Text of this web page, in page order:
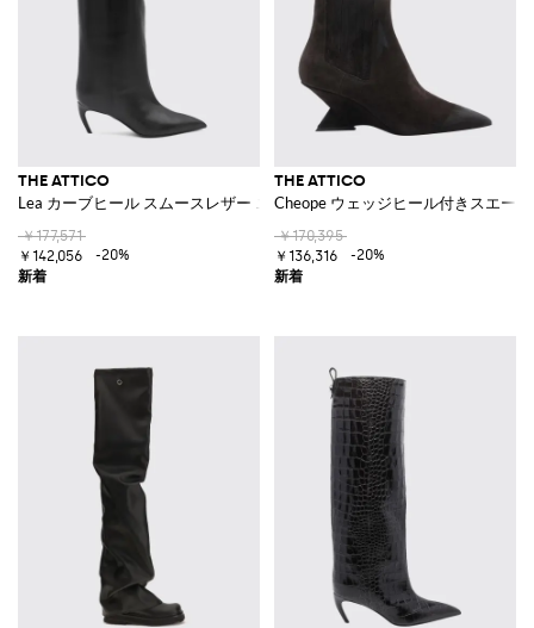
THE ATTICO
Lea カーブヒール スムースレザー ニーハイブーツ
￥177,571
￥142,056
-20%
THE ATTICO
Cheope ウェッジヒール付きスエー
￥170,395
￥136,316
-20%